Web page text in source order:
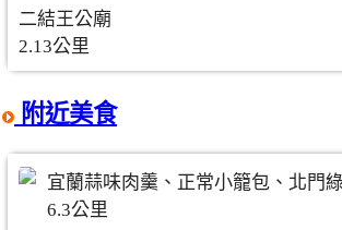
二結王公廟
2.13公里
附近美食
宜蘭蒜味肉羹、正常小籠包、北門
6.3公里